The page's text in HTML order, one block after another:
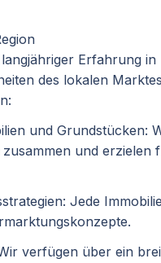
Erfahrung
des lokalen
und Grundstücken:
und erzielen
Jede
verfügen über ein